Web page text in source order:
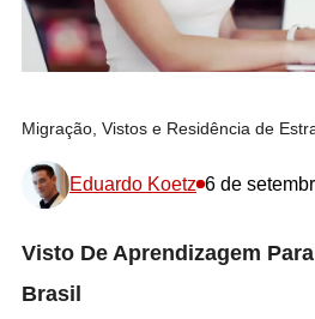
Migração, Vistos e Residência de
Eduardo Koetz 6 de
Visto De Aprendizagem
Brasil